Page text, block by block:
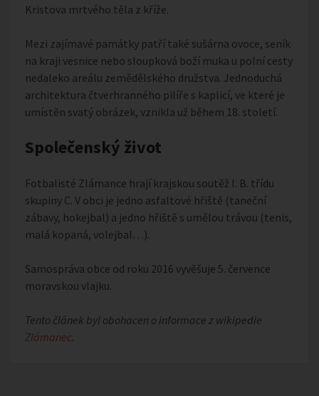
Kristova mrtvého těla z kříže.
Mezi zajímavé památky patří také sušárna ovoce, seník
na kraji vesnice nebo sloupková boží muka u polní cesty
nedaleko areálu zemědělského družstva. Jednoduchá
architektura čtverhranného pilíře s kaplicí, ve které je
umístěn svatý obrázek, vznikla už během 18. století.
Společenský život
Fotbalisté Zlámance hrají krajskou soutěž I. B. třídu
skupiny C. V obci je jedno asfaltové hřiště (taneční
zábavy, hokejbal) a jedno hřiště s umělou trávou (tenis,
malá kopaná, volejbal…).
Samospráva obce od roku 2016 vyvěšuje 5. července
moravskou vlajku.
Tento článek byl obohacen o informace z wikipedie
Zlámanec.